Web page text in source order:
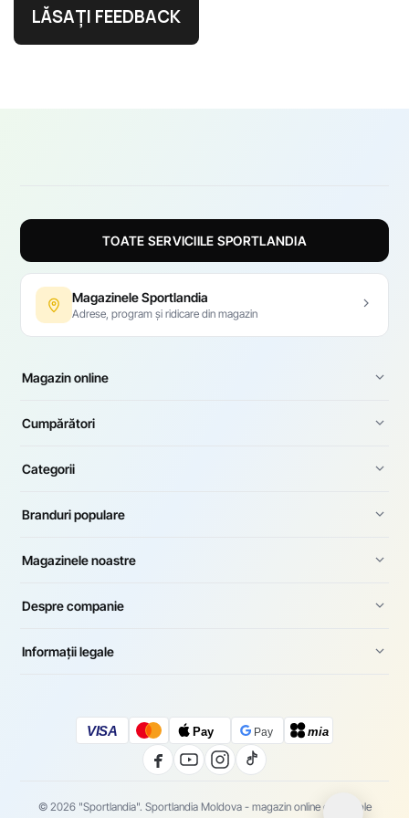
LĂSAȚI FEEDBACK
TOATE SERVICIILE SPORTLANDIA
Magazinele Sportlandia
Adrese, program și ridicare din magazin
Magazin online
Cumpărători
Categorii
Branduri populare
Magazinele noastre
Despre companie
Informații legale
VISA Pay Pay mia
© 2026 "Sportlandia". Sportlandia Moldova - magazin online de articole